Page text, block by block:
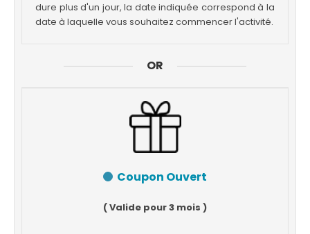
dure plus d'un jour, la date indiquée correspond à la
date à laquelle vous souhaitez commencer l'activité.
OR
Coupon Ouvert
( Valide pour 3 mois )